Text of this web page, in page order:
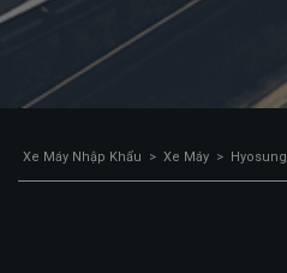
Xe Máy Nhập Khẩu > Xe Máy > Hyosung